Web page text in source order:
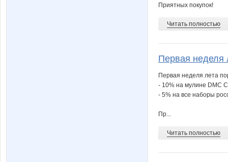
Приятных покупок!
Читать полностью
Первая неделя
Первая неделя лета
- 10% на мулине DMC
- 5% на все наборы
Пр...
Читать полностью